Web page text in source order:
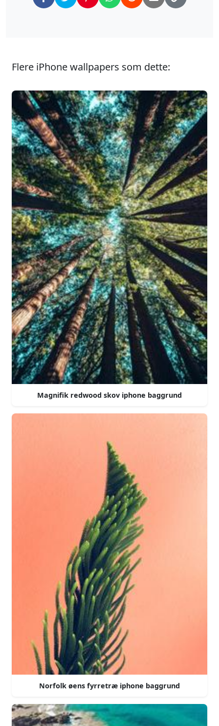
Flere iPhone wallpapers som dette:
Magnifik redwood skov iphone baggrund
Norfolk øens fyrretræ iphone baggrund